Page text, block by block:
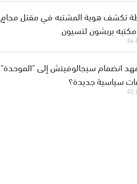
تكشف هوية المشتبه في مقتل محامٍ
بريشون لتسيون
انضمام سيجالوفيتش إلى "الموحدة"
سياسية جديدة؟